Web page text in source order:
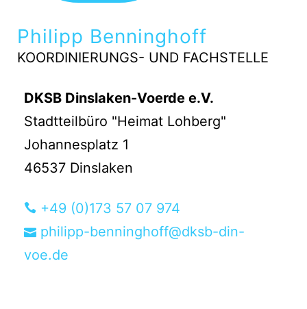
Philipp Benninghoff
KOORDINIERUNGS- UND FACHSTELLE
DKSB Dinslaken-Voerde e.V.
Stadtteilbüro "Heimat Lohberg"
Johannesplatz 1
46537 Dinslaken
+49 (0)173 57 07 974
philipp-benninghoff@dksb-din-
voe.de